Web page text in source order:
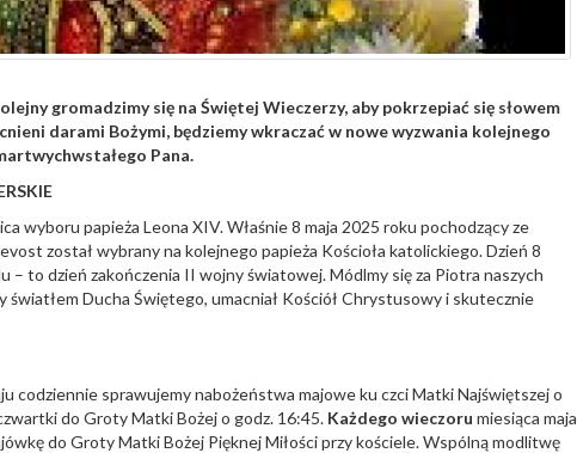
gromadzimy się na Świętej Wieczerzy, aby pokrzepiać się słowem
darami Bożymi, będziemy wkraczać w nowe wyzwania kolejnego
Pana.
wyboru papieża Leona XIV. Właśnie 8 maja 2025 roku pochodzący ze
został wybrany na kolejnego papieża Kościoła katolickiego. Dzień 8
– to dzień zakończenia II wojny światowej. Módlmy się za Piotra naszych
światłem Ducha Świętego, umacniał Kościół Chrystusowy i skutecznie
codziennie sprawujemy nabożeństwa majowe ku czci Matki Najświętszej o
do Groty Matki Bożej o godz. 16:45. Każdego wieczoru miesiąca maja
do Groty Matki Bożej Pięknej Miłości przy kościele. Wspólną modlitwę